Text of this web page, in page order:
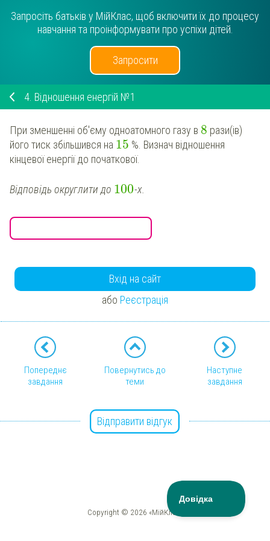
Запросіть батьків у МійКлас, щоб включити їх до процесу
навчання та проінформувати про успіхи дітей.
Запросити
4. Відношення енергій №1
При зменшенні об'єму одноатомного газу в 8 рази(ів)
його тиск збільшився на 15 %. Визнач відношення
кінцевої енергії до початкової.
Відповідь округлити до 100-х.
Вхід на сайт
або Реєстрація
Попереднє
завдання
Повернутись до
теми
Наступне
завдання
Відправити відгук
Copyright © 2026 «МійКлас»